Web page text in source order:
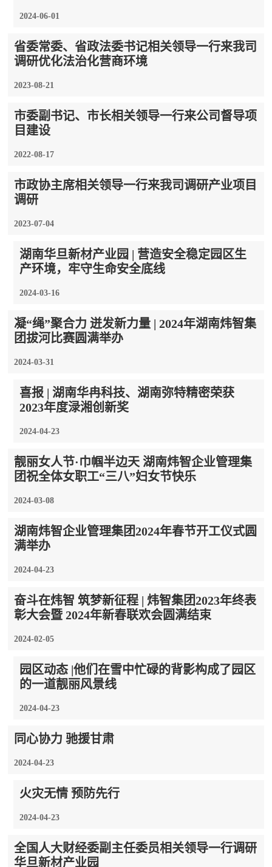
2024-06-01
省委常委、省政法委书记相关领导一行来我司
调研优化法治化营商环境
2023-08-21
市委副书记、市长相关领导一行来公司督导项
目建设
2022-08-17
市政协主席相关领导一行来我司调研产业项目
调研
2023-07-04
湖南华旦新材产业园 | 营造安全稳定园区生
产环境，牢守生命安全底线
2024-03-16
凝“绳”聚合力 迸发新力量 | 2024年湖南炜智集
团拔河比赛圆满举办
2024-03-31
喜报 | 湖南华冉科技、湖南弥特精密荣获
2023年度渌湘创新奖
2024-04-23
靓丽女人节·巾帼半边天 湖南炜智企业管理集
团祝全体女职工“三八”妇女节快乐
2024-03-08
湖南炜智企业管理集团2024年春节开工仪式圆
满举办
2024-04-23
奋斗在炜智 筑梦新征程 | 炜智集团2023年终表
彰大会暨 2024年新春联欢会圆满结束
2024-02-05
园区动态 |他们在雪中忙碌的背影构成了园区
的一道靓丽风景线
2024-04-23
同心协力 驰援甘肃
2024-04-23
火灾无情 预防先行
2024-04-23
全国人大财经委副主任委员相关领导一行调研
华旦新材产业园